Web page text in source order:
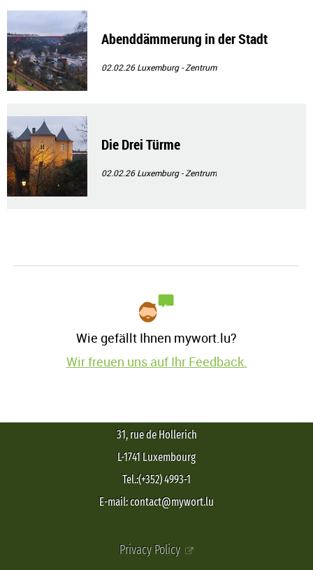
Abenddämmerung in der Stadt
02.02.26Luxemburg - Zentrum
Die Drei Türme
02.02.26Luxemburg - Zentrum
Wie gefällt Ihnen mywort.lu?
Wir freuen uns auf Ihr Feedback.
31, rue de Hollerich
L-1741 Luxembourg
Tel.:(+352) 4993-1
E-mail: contact@mywort.lu
Privacy Policy